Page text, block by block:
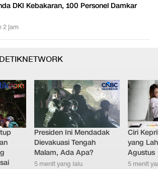
DKI Kebakaran, 100 Personel Damkar
2 jam
Presiden Ini Mendadak
Dievakuasi Tengah
Malam, Ada Apa?
5 menit yang lalu
Ciri
yang
Agustus
5 menit